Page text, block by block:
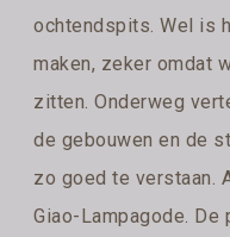
ochtendspits. Wel is
maken, zeker omdat
zitten. Onderweg
de gebouwen en de
zo goed te verstaan.
Giao-Lampagode.